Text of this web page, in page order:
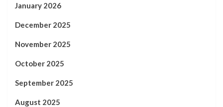
January 2026
December 2025
November 2025
October 2025
September 2025
August 2025